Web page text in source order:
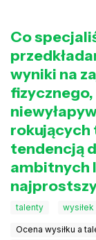
Co
wyniki na
rokujących
tendencją
ambitnych
talenty wysiłek
Ocena wysiłku a